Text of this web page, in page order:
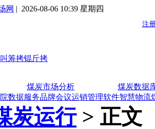
网 | 2026-08-06 10:39 星期四
煤炭市场分析
煤炭数据
数据服务品牌会议运销管理软件智慧物流
炭运行> 正文